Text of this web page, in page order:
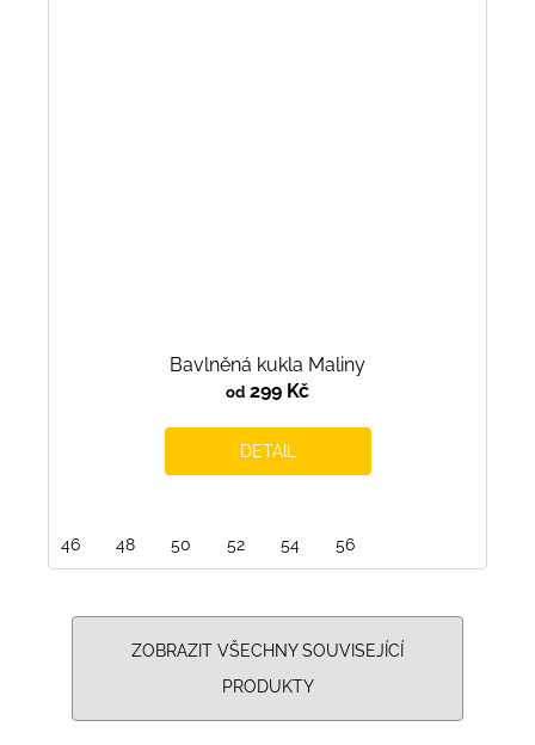
Bavlněná kukla Maliny
od 299 Kč
DETAIL
46 48 50 52 54 56
ZOBRAZIT VŠECHNY SOUVISEJÍCÍ
PRODUKTY